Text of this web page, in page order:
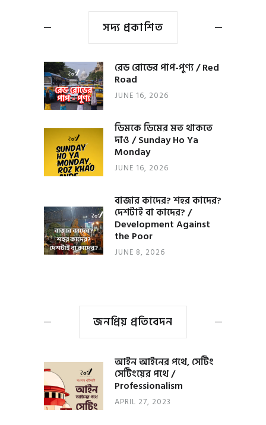
সদ্য প্রকাশিত
রেড রোডের পাপ-পুণ্য / Red
Road
JUNE 16, 2026
ডিমকে ডিমের মত থাকতে
দাও / Sunday Ho Ya
Monday
JUNE 16, 2026
বাজার কাদের? শহর কাদের?
দেশটাই বা কাদের? /
Development Against
the Poor
JUNE 8, 2026
জনপ্রিয় প্রতিবেদন
আইন আইনের পথে, সেটিং
সেটিংয়ের পথে /
Professionalism
APRIL 27, 2023